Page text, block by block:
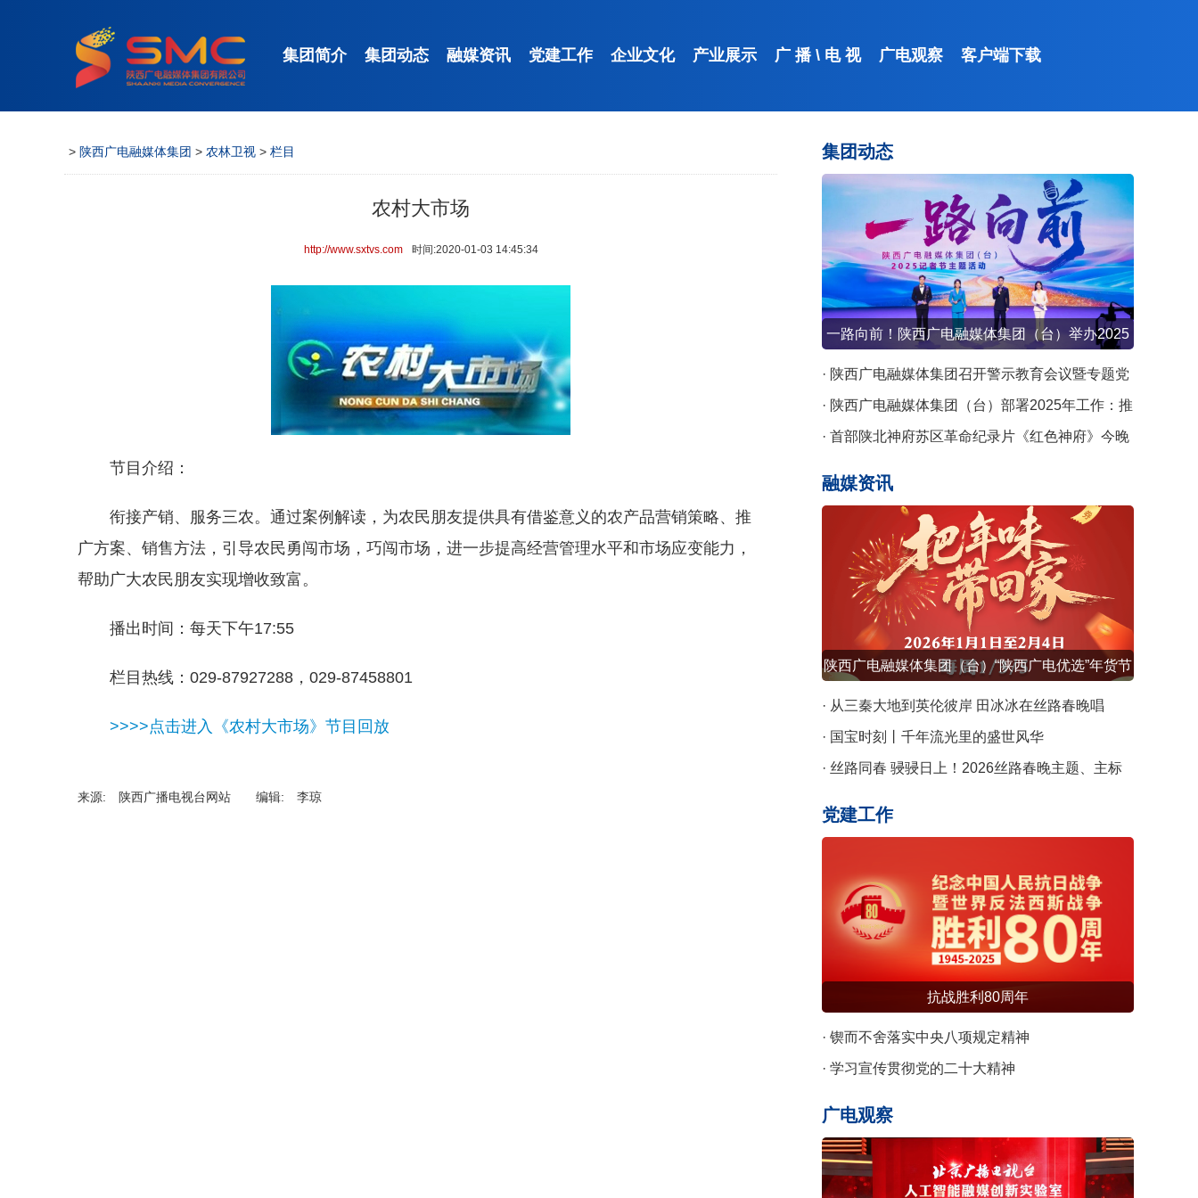
集团简介 集团动态 融媒资讯 党建工作 企业文化 产业展示 广 播 \ 电 视 广电观察 客户端下载
起点新闻
> 陕西广电融媒体集团 > 农林卫视 > 栏目
农村大市场
http://www.sxtvs.com 时间:2020-01-03 14:45:34
节目介绍：
衔接产销、服务三农。通过案例解读，为农民朋友提供具有借鉴意义的农产品营销策略、推
广方案、销售方法，引导农民勇闯市场，巧闯市场，进一步提高经营管理水平和市场应变能力，
帮助广大农民朋友实现增收致富。
播出时间：每天下午17:55
栏目热线：029-87927288，029-87458801
>>>>点击进入《农村大市场》节目回放
来源: 陕西广播电视台网站 编辑: 李琼
集团动态
一路向前！陕西广电融媒体集团（台）举办2025
记者节主题活动
· 陕西广电融媒体集团召开警示教育会议暨专题党
课
· 陕西广电融媒体集团（台）部署2025年工作：推
动陕台特色陕西气派广电事业高质量发展
· 首部陕北神府苏区革命纪录片《红色神府》今晚
融媒资讯
陕西广电融媒体集团（台）“陕西广电优选”年货节
元旦启幕
· 从三秦大地到英伦彼岸 田冰冰在丝路春晚唱
响“向野”新声
· 国宝时刻丨千年流光里的盛世风华
· 丝路同春 骎骎日上！2026丝路春晚主题、主标
党建工作
抗战胜利80周年
· 锲而不舍落实中央八项规定精神
· 学习宣传贯彻党的二十大精神
广电观察